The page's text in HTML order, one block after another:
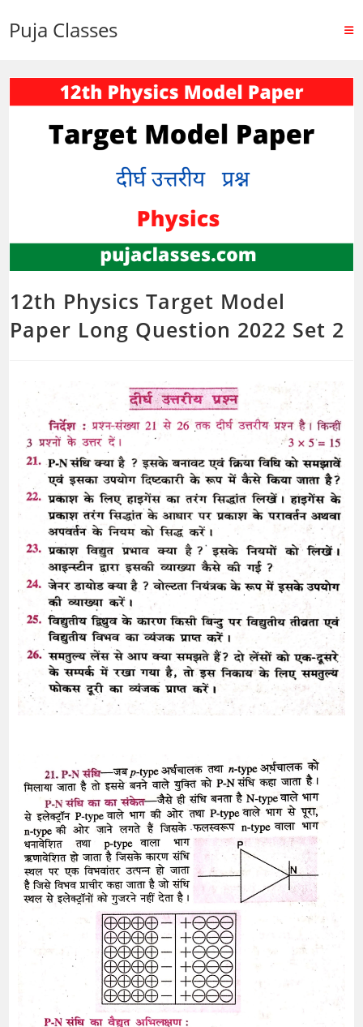
Puja Classes
12th Physics Target Model
Paper Long Question 2022 Set 2